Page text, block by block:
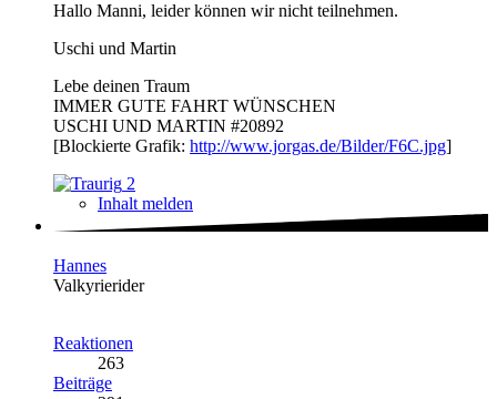
Hallo Manni, leider können wir nicht teilnehmen.
Uschi und Martin
Lebe deinen Traum
IMMER GUTE FAHRT WÜNSCHEN
USCHI UND MARTIN #20892
[Blockierte Grafik: http://www.jorgas.de/Bilder/F6C.jpg]
2
Inhalt melden
Hannes
Valkyrierider
Reaktionen
263
Beiträge